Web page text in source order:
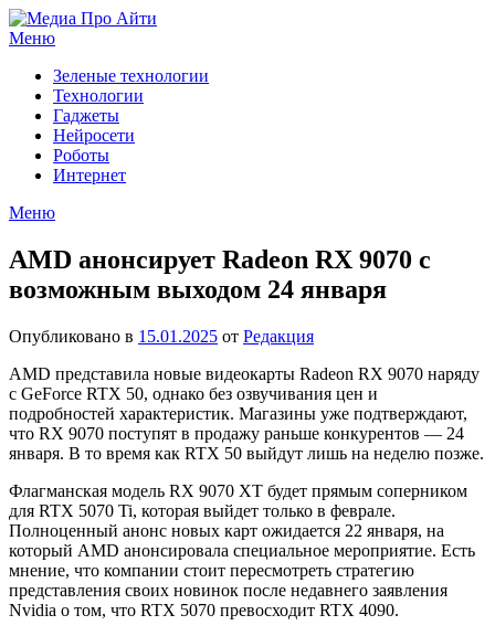
Перейти
к
Меню
Зеленые технологии
Технологии
Гаджеты
Нейросети
Роботы
Интернет
Меню
AMD анонсирует Radeon RX 9070 с
возможным выходом 24 января
Опубликовано в 15.01.2025 от Редакция
AMD представила новые видеокарты Radeon RX 9070 наряду
с GeForce RTX 50, однако без озвучивания цен и
подробностей характеристик. Магазины уже подтверждают,
что RX 9070 поступят в продажу раньше конкурентов — 24
января. В то время как RTX 50 выйдут лишь на неделю позже.
Флагманская модель RX 9070 XT будет прямым соперником
для RTX 5070 Ti, которая выйдет только в феврале.
Полноценный анонс новых карт ожидается 22 января, на
который AMD анонсировала специальное мероприятие. Есть
мнение, что компании стоит пересмотреть стратегию
представления своих новинок после недавнего заявления
Nvidia о том, что RTX 5070 превосходит RTX 4090.